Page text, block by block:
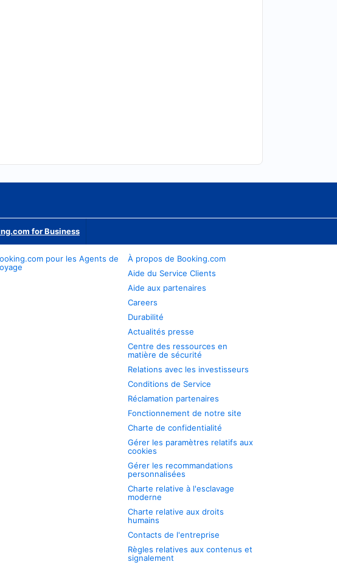
for Business
pour les Agents de
À propos de Booking.com
Aide du Service Clients
Aide aux partenaires
Careers
Durabilité
Actualités presse
Centre des ressources en
matière de sécurité
Relations avec les investisseurs
Conditions de Service
Réclamation partenaires
Fonctionnement de notre site
Charte de confidentialité
Gérer les paramètres relatifs aux
cookies
Gérer les recommandations
personnalisées
Charte relative à l'esclavage
moderne
Charte relative aux droits
humains
Contacts de l'entreprise
Règles relatives aux contenus et
signalement